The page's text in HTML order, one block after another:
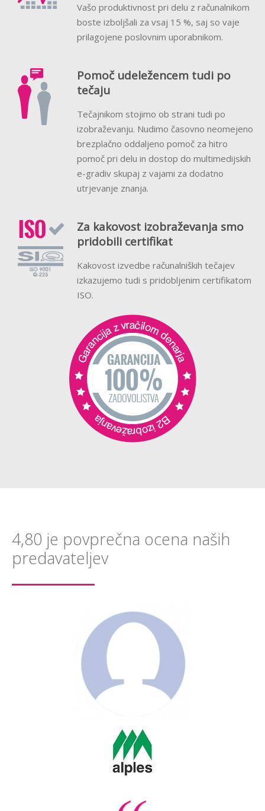
Vašo produktivnost pri delu z računalnikom
boste izboljšali za vsaj 15 %, saj so vaje
prilagojene poslovnim uporabnikom.
Pomoč udeležencem tudi po
tečaju
Tečajnikom stojimo ob strani tudi po
izobraževanju. Nudimo časovno neomejeno
brezplačno oddaljeno pomoč za hitro
pomoč pri delu in dostop do multimedijskih
e-gradiv skupaj z vajami za dodatno
utrjevanje znanja.
Za kakovost izobraževanja smo
pridobili certifikat
Kakovost izvedbe računalniških tečajev
izkazujemo tudi s pridobljenim certifikatom
ISO.
4,80 je povprečna ocena naših
predavateljev